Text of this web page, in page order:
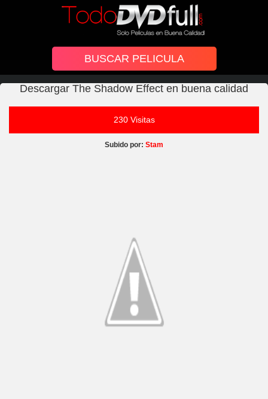
Descargar The Shadow Effect en buena calidad
230 Visitas
Subido por: Stam